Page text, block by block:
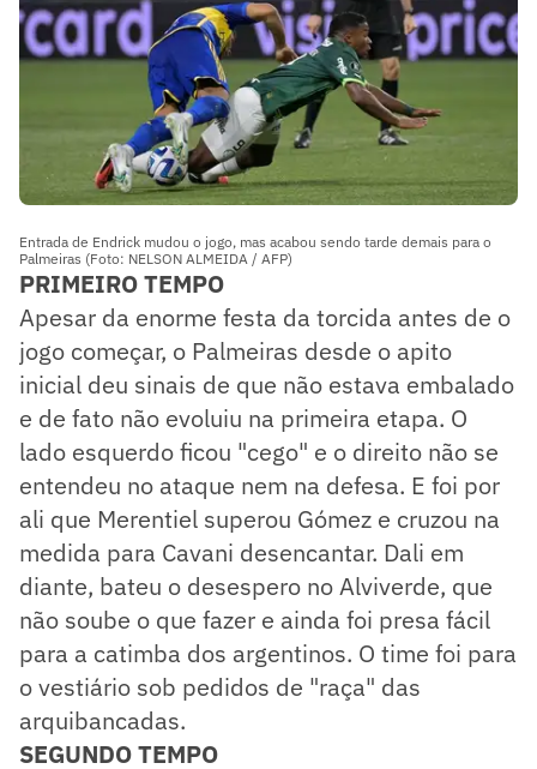
Entrada de Endrick mudou o jogo, mas acabou sendo tarde demais para o
Palmeiras (Foto: NELSON ALMEIDA / AFP)
PRIMEIRO TEMPO
Apesar da enorme festa da torcida antes de o
jogo começar, o Palmeiras desde o apito
inicial deu sinais de que não estava embalado
e de fato não evoluiu na primeira etapa. O
lado esquerdo ficou "cego" e o direito não se
entendeu no ataque nem na defesa. E foi por
ali que Merentiel superou Gómez e cruzou na
medida para Cavani desencantar. Dali em
diante, bateu o desespero no Alviverde, que
não soube o que fazer e ainda foi presa fácil
para a catimba dos argentinos. O time foi para
o vestiário sob pedidos de "raça" das
arquibancadas.
SEGUNDO TEMPO